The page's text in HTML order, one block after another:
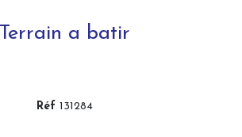
Terrain a batir
Réf 131284